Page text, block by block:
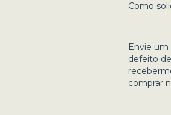
Como
Envie um
defeito
comprar